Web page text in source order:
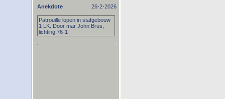
Anekdote 26-2-2026
Patrouille lopen in stafgebouw
1 LK. Door mar John Brus,
lichting 76-1